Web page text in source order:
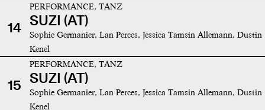
14
PERFORMANCE, TANZ
SUZI (AT)
Sophie Germanier, Lan Perces, Jessica Tamsin Allemann, Dustin
Kenel
15
PERFORMANCE, TANZ
SUZI (AT)
Sophie Germanier, Lan Perces, Jessica Tamsin Allemann, Dustin
Kenel